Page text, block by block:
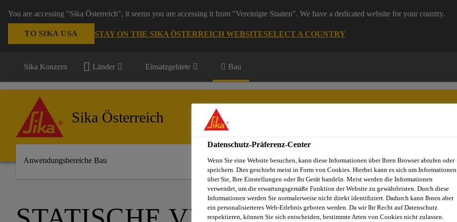
You are accessing "Sika Österreich", it seems you are accessing it from "Vereinigte Staaten". We have a dedicated website for your country.
TO SIKA USA STAY ON THE SIKA ÖSTERREICH WEBSITESELECT A COUNTRY
Sika Konzern Länder Einsatzgebiete Bau
Sika Österreich
Anwendungsbereiche Bau
Datenschutz-Präferenz-Center
Wenn Sie eine Website besuchen, kann diese Informationen über Ihren Browser abrufen oder
speichern. Dies geschieht meist in Form von Cookies. Hierbei kann es sich um Informationen
über Sie, Ihre Einstellungen oder Ihr Gerät handeln. Meist werden die Informationen
verwendet, um die erwartungsgemäße Funktion der Website zu gewährleisten. Durch diese
Informationen werden Sie normalerweise nicht direkt identifiziert. Dadurch kann Ihnen aber
ein personalisierteres Web-Erlebnis geboten werden. Da wir Ihr Recht auf Datenschutz
respektieren, können Sie sich entscheiden, bestimmte Arten von Cookies nicht zulassen.